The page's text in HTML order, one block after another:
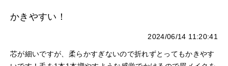
かきやすい！
2024/06/14 11:20:41
芯が細いですが、柔らかすぎないので折れずとってもかきやす